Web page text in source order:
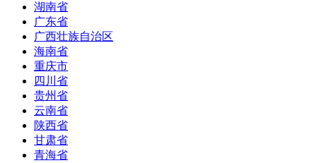
湖南省
广东省
广西壮族自治区
海南省
重庆市
四川省
贵州省
云南省
陕西省
甘肃省
青海省